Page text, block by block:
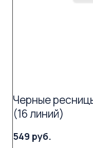
Черные
(16 линий)
549 руб.